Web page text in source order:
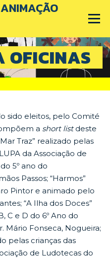
Menu
HOME
OFICINAS
sido eleitos, pelo Comité
a short listdeste
Traz” realizado pelas
da Associação de
5º ano do
Passos; “Harmos”
Pintor e animado pelo
“A Ilha dos Doces”
C e D do 6º Ano do
Mário Fonseca, Nogueira;
pelas crianças das
de Ludotecas do